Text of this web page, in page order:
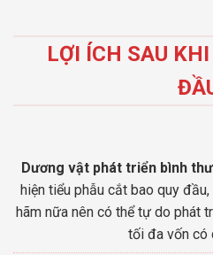
LỢI ÍCH SAU
Dương vật phát triển bình
hiện tiểu phẫu cắt bao quy
hãm nữa nên có thể tự do phát
tối đa vốn có